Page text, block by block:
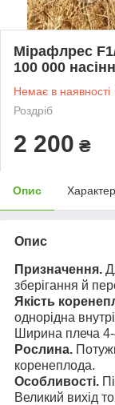
Мірафлрес
100 000
Немає в наявності
Роздріб
2 200 ₴
Опис
Опис
Призначення.
зберігання й
Якість
однорідна
Ширина плеча
Рослина.
коренеплода.
Особливості.
Великий вихід